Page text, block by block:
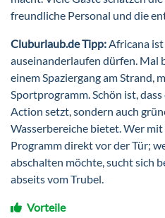
freundliche Personal und die
Cluburlaub.de Tipp:Africana ist
auseinanderlaufen dürfen. Mal
einem Spaziergang am Strand,
Sportprogramm. Schön ist,
Action setzt, sondern auch
Wasserbereiche bietet. Wer
Programm direkt vor der Tür;
abschalten möchte, sucht sich
abseits vom Trubel.
Vorteile